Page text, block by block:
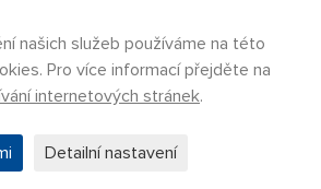
s.r.o.
vyhrazena
našich služeb používáme na této
Pro více informací přejděte na
internetových stránek.
Detailní nastavení